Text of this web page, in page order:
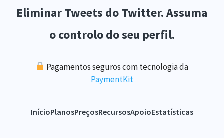
Eliminar Tweets do Twitter. Assuma
o controlo do seu perfil.
Pagamentos seguros com tecnologia da
PaymentKit
InícioPlanosPreçosRecursosApoioEstatísticas